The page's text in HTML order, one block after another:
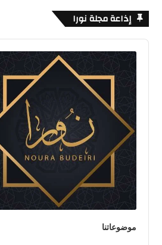
إذاعة مجلة نورا
Audio
Player
موضوعاتنا